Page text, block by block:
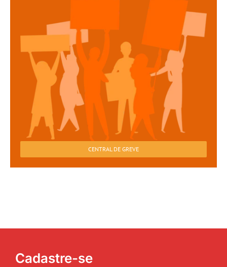
CENTRAL DE GREVE
Cadastre-se